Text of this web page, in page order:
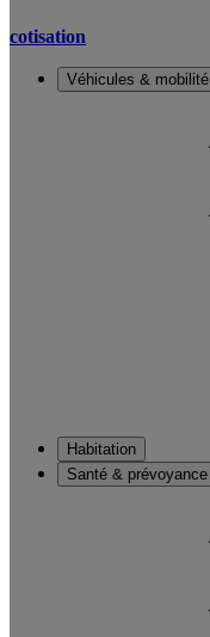
cotisation
Véhicules & mobilité
Habitation
Santé & prévoyance